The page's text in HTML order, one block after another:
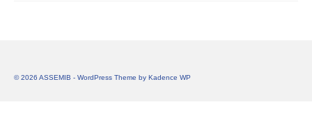
© 2026 ASSEMIB - WordPress Theme by Kadence WP